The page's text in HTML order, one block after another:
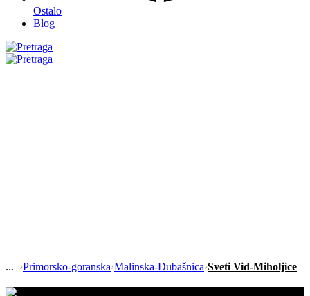
Ostalo
Blog
›Primorsko-goranska›Malinska-Dubašnica›Sveti Vid-Miholjice